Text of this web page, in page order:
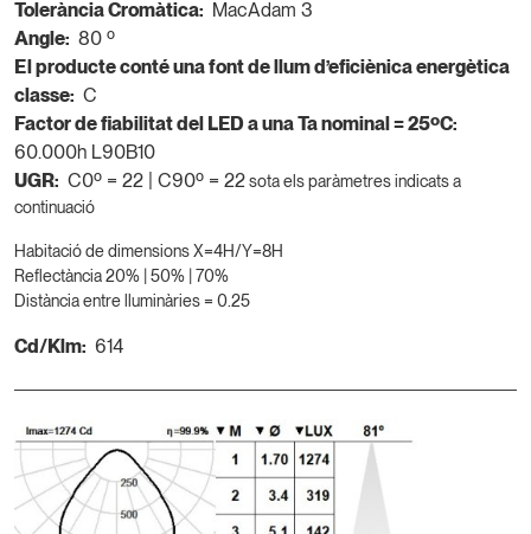
Tolerància Cromàtica: MacAdam 3
Angle: 80 º
El producte conté una font de llum d’eficiènica energètica
classe: C
Factor de fiabilitat del LED a una Ta nominal = 25ºC:
60.000h L90B10
UGR: C0º = 22 | C90º = 22sota els paràmetres indicats a
continuació
Habitació de dimensions X=4H/Y=8H
Reflectància 20% | 50% | 70%
Distància entre lluminàries = 0.25
Cd/Klm: 614